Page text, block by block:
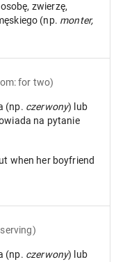
zwierzę,
(np. monter,
for two)
(np. czerwony) lub
na pytanie
when her boyfriend
(np. czerwony) lub